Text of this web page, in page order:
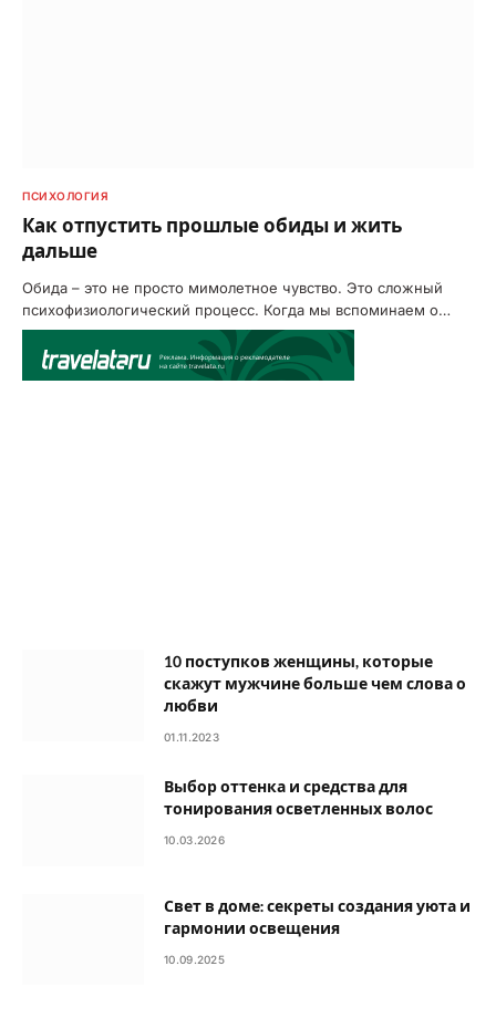
ПСИХОЛОГИЯ
Как отпустить прошлые обиды и жить
дальше
Обида – это не просто мимолетное чувство. Это сложный
психофизиологический процесс. Когда мы вспоминаем о…
10 поступков женщины, которые
скажут мужчине больше чем слова о
любви
01.11.2023
Выбор оттенка и средства для
тонирования осветленных волос
10.03.2026
Свет в доме: секреты создания уюта и
гармонии освещения
10.09.2025